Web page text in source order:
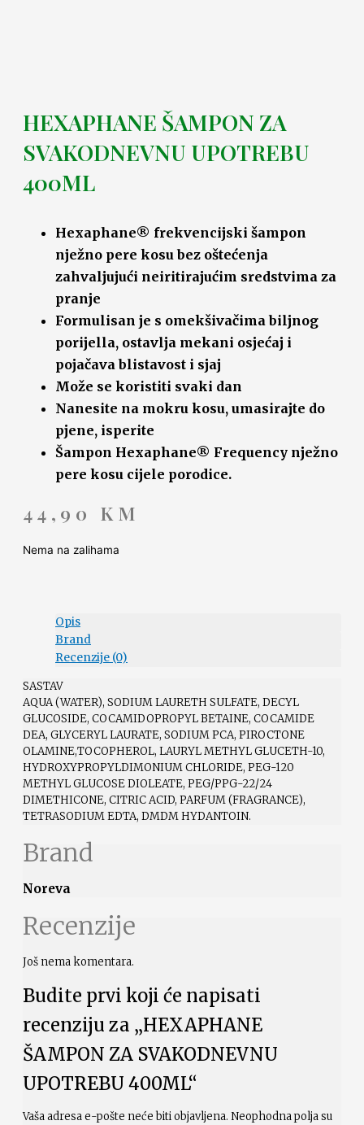
HEXAPHANE ŠAMPON ZA
SVAKODNEVNU UPOTREBU
400ML
Hexaphane® frekvencijski šampon
nježno pere kosu bez oštećenja
zahvaljujući neiritirajućim sredstvima za
pranje
Formulisan je s omekšivačima biljnog
porijella, ostavlja mekani osjećaj i
pojačava blistavost i sjaj
Može se koristiti svaki dan
Nanesite na mokru kosu, umasirajte do
pjene, isperite
Šampon Hexaphane® Frequency nježno
pere kosu cijele porodice.
44,90 KM
Nema na zalihama
Opis
Brand
Recenzije (0)
SASTAV
AQUA (WATER), SODIUM LAURETH SULFATE, DECYL
GLUCOSIDE, COCAMIDOPROPYL BETAINE, COCAMIDE
DEA, GLYCERYL LAURATE, SODIUM PCA, PIROCTONE
OLAMINE,TOCOPHEROL, LAURYL METHYL GLUCETH-10,
HYDROXYPROPYLDIMONIUM CHLORIDE, PEG-120
METHYL GLUCOSE DIOLEATE, PEG/PPG-22/24
DIMETHICONE, CITRIC ACID, PARFUM (FRAGRANCE),
TETRASODIUM EDTA, DMDM HYDANTOIN.
Brand
Noreva
Recenzije
Još nema komentara.
Budite prvi koji će napisati
recenziju za „HEXAPHANE
ŠAMPON ZA SVAKODNEVNU
UPOTREBU 400ML“
Vaša adresa e-pošte neće biti objavljena. Neophodna polja su